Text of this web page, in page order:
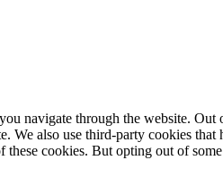
navigate through the website.
We also use third-party cookies
cookies. But opting out of